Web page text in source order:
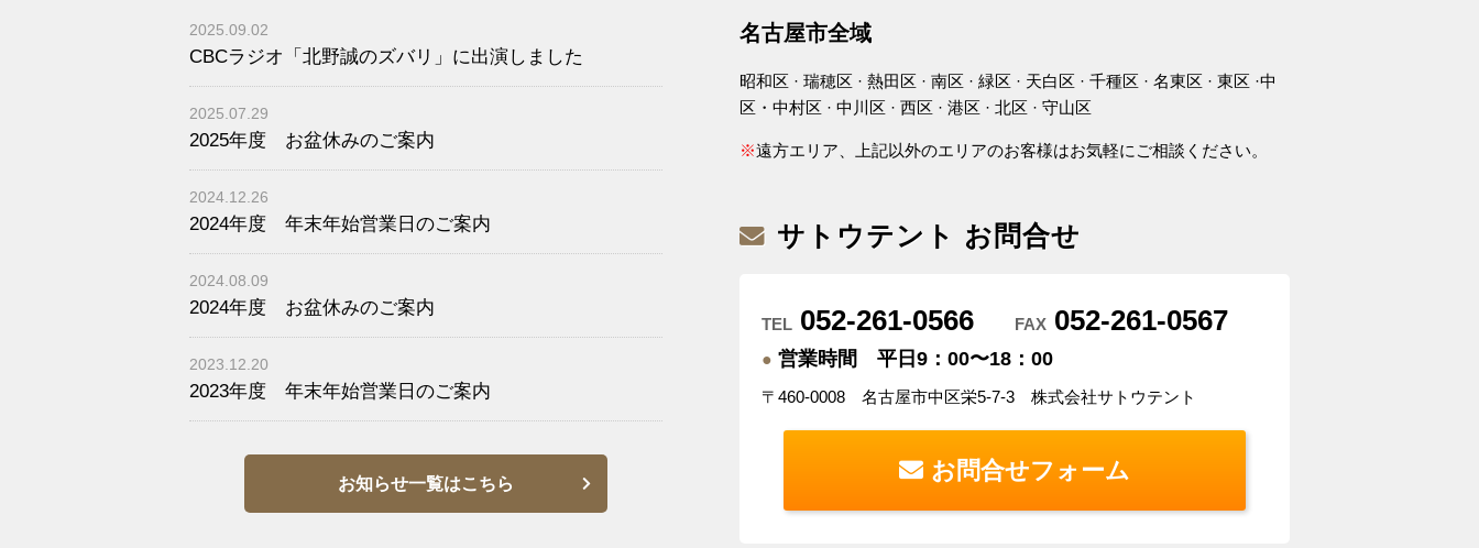
2025.09.02
CBCラジオ「北野誠のズバリ」に出演しました
2025.07.29
2025年度 お盆休みのご案内
2024.12.26
2024年度 年末年始営業日のご案内
2024.08.09
2024年度 お盆休みのご案内
2023.12.20
2023年度 年末年始営業日のご案内
お知らせ一覧はこちら
名古屋市全域
昭和区 · 瑞穂区 · 熱田区 · 南区 · 緑区 · 天白区 · 千種区 · 名東区 · 東区 ·中
区・中村区 · 中川区 · 西区 · 港区 · 北区 · 守山区
※遠方エリア、上記以外のエリアのお客様はお気軽にご相談ください。
サトウテント お問合せ
TEL 052-261-0566 FAX 052-261-0567
● 営業時間 平日9：00〜18：00
〒460-0008 名古屋市中区栄5-7-3 株式会社サトウテント
お問合せフォーム